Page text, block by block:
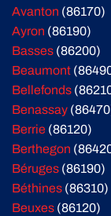
Avanton (86170)
Ayron (86190)
Basses (86200)
Beaumont
Bellefonds
Benassay
Berrie (86120)
Berthegon
Béruges (86190)
Béthines (86310)
Beuxes (86120)